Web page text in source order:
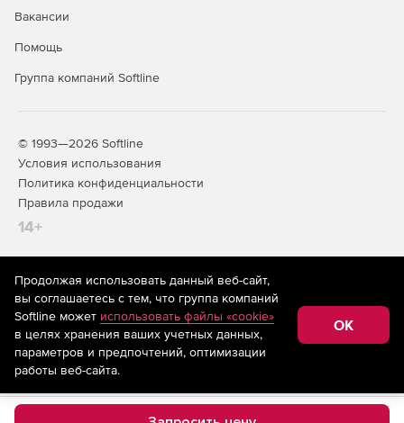
(версия Premium).
Вакансии
Помощь
Группа компаний Softline
© 1993—2026 Softline
Условия использования
Политика конфиденциальности
Правила продажи
14+
На информационном ресурсе store.softline.ru применяются
рекомендательные технологии(информационные технологии
предоставления информации на основе сбора,
систематизации и анализа сведений, относящихся к
предпочтениям пользователей сети «Интернет»,
находящихся на территории Российской Федерации)
Продолжая использовать данный веб-сайт,
вы соглашаетесь с тем, что группа компаний
Softline может использовать файлы «cookie»
в целях хранения ваших учетных данных,
параметров и предпочтений, оптимизации
работы веб-сайта.
OK